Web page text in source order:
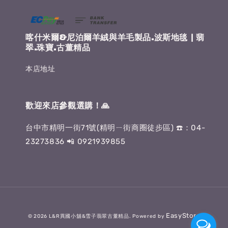
喀什米爾&尼泊爾羊絨與羊毛製品.波斯地毯 | 翡
翠.珠寶.古董精品
本店地址
歡迎來店參觀選購！🙏
台中市精明一街71號(精明ㄧ街商圈徒步區) ☎️：04-
23273836 📲 0921939855
© 2026 L&R異國小舖&雪子翡翠古董精品. Powered by EasyStore